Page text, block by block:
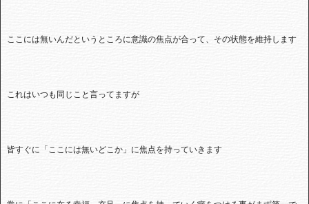
ここには無いんだというところに意識の焦点が合って、その状態を維持します
これはいつも同じこと言ってますが
皆すぐに「ここには無いどこか」に焦点を持っていきます